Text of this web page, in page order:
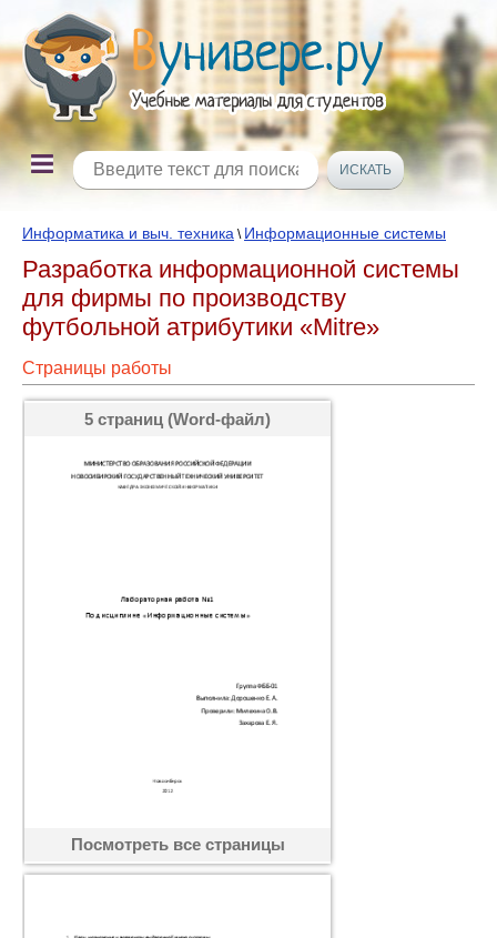
Информатика и выч. техника \ Информационные системы
Разработка информационной системы
для фирмы по производству
футбольной атрибутики «Mitre»
Страницы работы
5 страниц (Word-файл)
Посмотреть все страницы